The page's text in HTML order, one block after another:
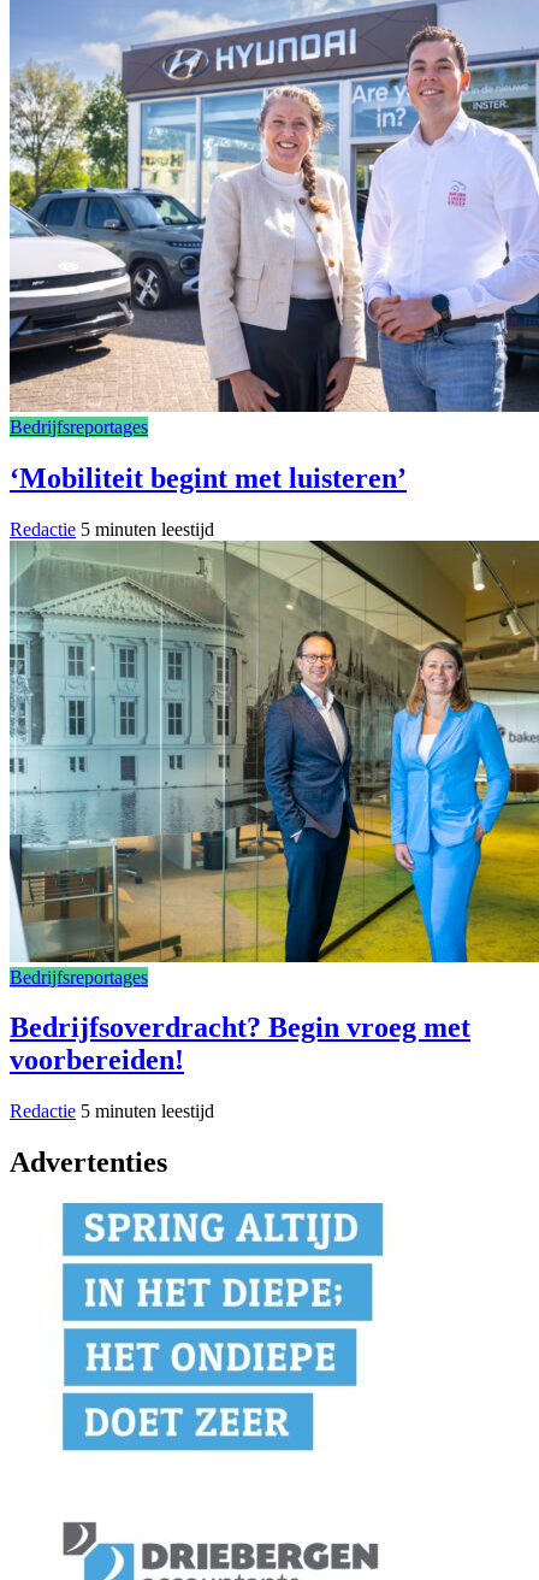
Bedrijfsreportages
‘Mobiliteit begint met luisteren’
Redactie 5 minuten leestijd
Bedrijfsreportages
Bedrijfsoverdracht? Begin vroeg met
voorbereiden!
Redactie 5 minuten leestijd
Advertenties